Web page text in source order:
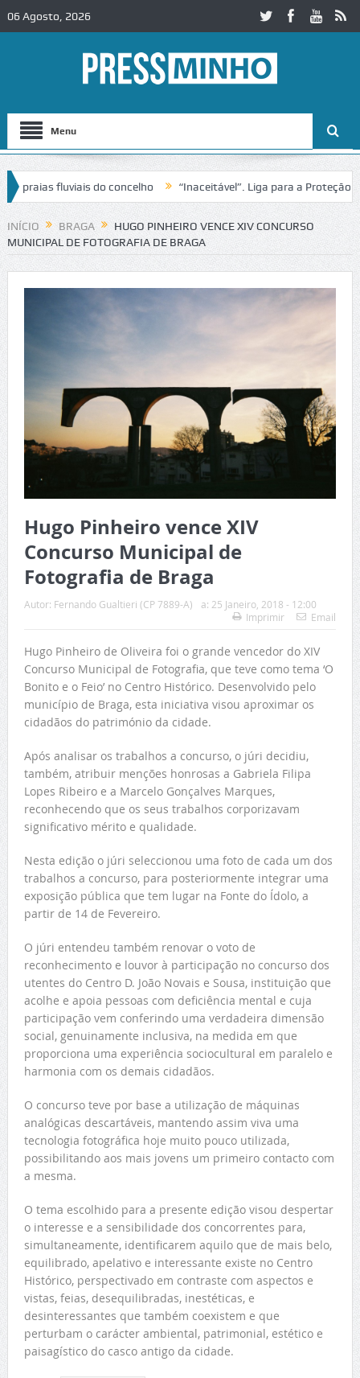
06 Agosto, 2026
Menu
fluviais do concelho “Inaceitável”. Liga para a Proteção da
trânsito no IC2 em Alcobaça Igreja do Castelo de Cerveira
INÍCIO BRAGA
HUGO PINHEIRO VENCE XIV CONCURSO
MUNICIPAL DE FOTOGRAFIA DE BRAGA
Hugo Pinheiro vence XIV
Concurso Municipal de
Fotografia de Braga
Autor: Fernando Gualtieri (CP 7889-A) a: 25 Janeiro, 2018 - 12:00
Imprimir
Email
Hugo Pinheiro de Oliveira foi o grande vencedor do XIV
Concurso Municipal de Fotografia, que teve como tema ‘O
Bonito e o Feio’ no Centro Histórico. Desenvolvido pelo
município de Braga, esta iniciativa visou aproximar os
cidadãos do património da cidade.
Após analisar os trabalhos a concurso, o júri decidiu,
também, atribuir menções honrosas a Gabriela Filipa
Lopes Ribeiro e a Marcelo Gonçalves Marques,
reconhecendo que os seus trabalhos corporizavam
significativo mérito e qualidade.
Nesta edição o júri seleccionou uma foto de cada um dos
trabalhos a concurso, para posteriormente integrar uma
exposição pública que tem lugar na Fonte do Ídolo, a
partir de 14 de Fevereiro.
O júri entendeu também renovar o voto de
reconhecimento e louvor à participação no concurso dos
utentes do Centro D. João Novais e Sousa, instituição que
acolhe e apoia pessoas com deficiência mental e cuja
participação vem conferindo uma verdadeira dimensão
social, genuinamente inclusiva, na medida em que
proporciona uma experiência sociocultural em paralelo e
harmonia com os demais cidadãos.
O concurso teve por base a utilização de máquinas
analógicas descartáveis, mantendo assim viva uma
tecnologia fotográfica hoje muito pouco utilizada,
possibilitando aos mais jovens um primeiro contacto com
a mesma.
O tema escolhido para a presente edição visou despertar
o interesse e a sensibilidade dos concorrentes para,
simultaneamente, identificarem aquilo que de mais belo,
equilibrado, apelativo e interessante existe no Centro
Histórico, perspectivado em contraste com aspectos e
vistas, feias, desequilibradas, inestéticas, e
desinteressantes que também coexistem e que
perturbam o carácter ambiental, patrimonial, estético e
paisagístico do casco antigo da cidade.